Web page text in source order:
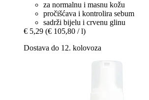
za normalnu i masnu kožu
pročišćava i kontrolira sebum
sadrži bijelu i crvenu glinu
€ 5,29 (€ 105,80 / l)
Dostava do 12. kolovoza